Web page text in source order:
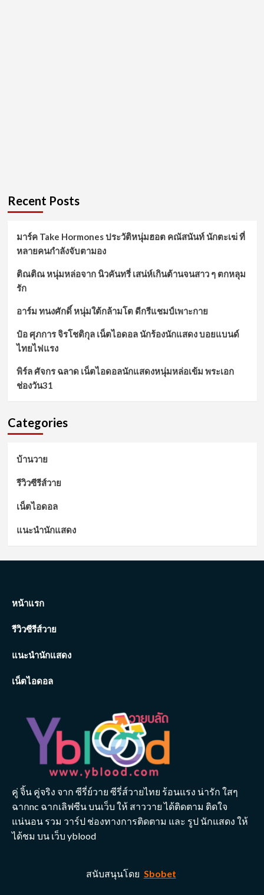
Recent Posts
มาร์ค Take Hormones ประวัติหนุ่มฮอต คณัสนันท์ นักตะเฆ่ ที่
หลายคนกำลังจับตามอง
ติณติณ หนุ่มหล่อจาก นิวคันทรี่ เสน่ห์เกินต้านจนสาว ๆ ตกหลุม
รัก
อาร์ม ทนงศักดิ์ หนุ่มใต้กล้ามโต ดีกรีแชมป์เพาะกาย
ป๋อ ศุภการ จิรโชติกุล เน็ตไอดอล นักร้องนักแสดง บอยแบนด์
ไทยไฟแรง
พิร์ล ศัจกร ฉลาด เน็ตไอดอลนักแสดงหนุ่มหล่อเข้ม พระเอก
ช่องวัน31
Categories
บ้านวาย
รีวิวซีรีส์วาย
เน็ตไอดอล
แนะนำนักแสดง
หน้าแรก
รีวิวซีรีส์วาย
แนะนำนักแสดง
เน็ตไอดอล
คู่ จิ้น คู่จริง จาก ซีรี่ย์วาย ซีรี่ส์วายไทย ร้อนแรง น่ารัก ใสๆ
ฉากnc ฉากเลิฟซีน บนเว็บ ให้ สาววาย ได้ติดตาม ติดใจ
แน่นอน รวม วาร์ป ช่องทางการติดตาม และ รูป นักแสดง ให้
ได้ชม บน เว็บ yblood
สนับสนุนโดย Sbobet